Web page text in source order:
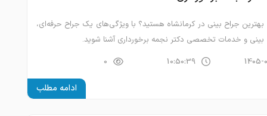
ادامه مطلب
جراح بینی در کرمانشاه هستید؟ با ویژگی‌های یک جراح حرفه‌ای،
بینی و خدمات تخصصی دکتر نجمه برخورداری آشنا شوید.
1405-
10:50:39
0